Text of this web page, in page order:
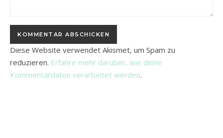
Diese Website verwendet Akismet, um Spam zu
reduzieren. Erfahre mehr darüber, wie deine
Kommentardaten verarbeitet werden.